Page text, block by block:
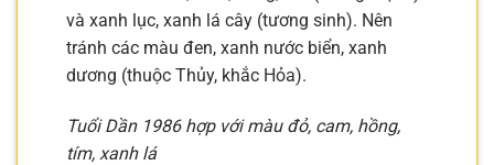
và xanh lục, xanh lá cây (tương sinh). Nên
tránh các màu đen, xanh nước biển, xanh
dương (thuộc Thủy, khắc Hỏa).
Tuổi Dần 1986 hợp với màu đỏ, cam, hồng,
tím, xanh lá